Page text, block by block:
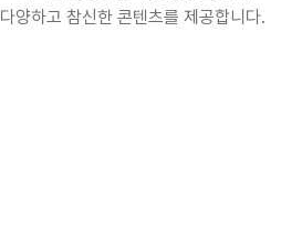
다양하고 참신한 콘텐츠를 제공합니다.